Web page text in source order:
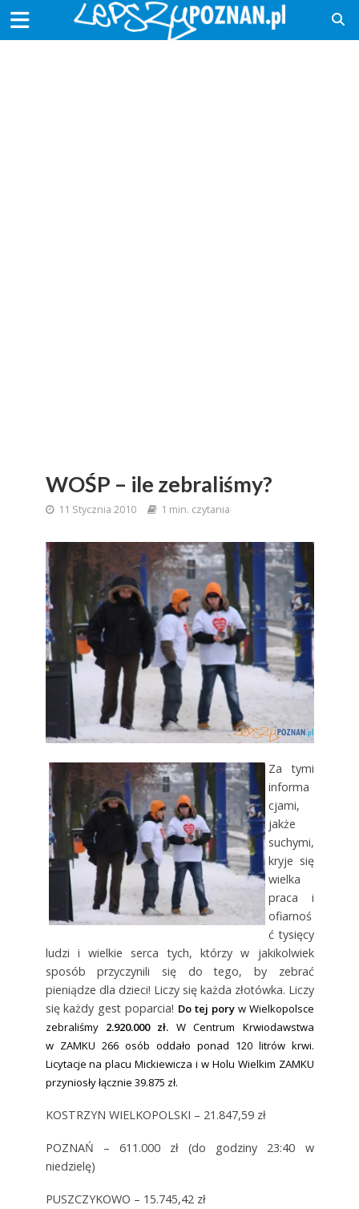
WOŚP – ile zebraliśmy?
11 Stycznia 2010 1 min. czytania
Za tymi
informa
cjami,
jakże
suchymi,
kryje się
wielka
praca i
ofiarnoś
ć tysięcy
ludzi i wielkie serca tych, którzy w jakikolwiek
sposób przyczynili się do tego, by zebrać
pieniądze dla dzieci! Liczy się każda złotówka. Liczy
się każdy gest poparcia! Do tej pory w Wielkopolsce
zebraliśmy2.920.000 zł. W Centrum Krwiodawstwa
w ZAMKU 266 osób oddało ponad 120 litrów krwi.
Licytacje na placu Mickiewicza i w Holu Wielkim ZAMKU
przyniosły łącznie 39.875 zł.
KOSTRZYN WIELKOPOLSKI – 21.847,59 zł
POZNAŃ – 611.000 zł (do godziny 23:40 w
niedzielę)
PUSZCZYKOWO – 15.745,42 zł